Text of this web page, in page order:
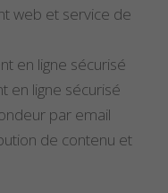
web et service de
en ligne sécurisé
en ligne sécurisé
par email
de contenu et